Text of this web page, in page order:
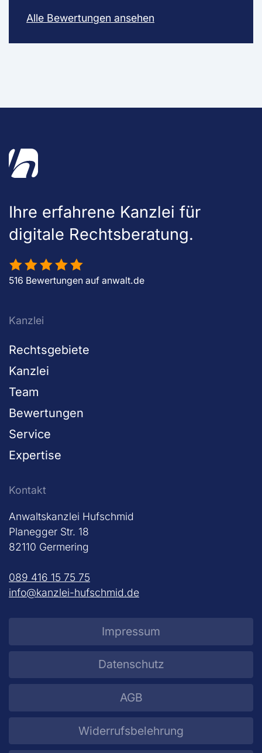
Alle Bewertungen ansehen
Ihre erfahrene Kanzlei für
digitale Rechtsberatung.
516 Bewertungen auf anwalt.de
Kanzlei
Rechtsgebiete
Kanzlei
Team
Bewertungen
Service
Expertise
Kontakt
Anwaltskanzlei Hufschmid
Planegger Str. 18
82110 Germering
089 416 15 75 75
info@kanzlei-hufschmid.de
Impressum
Datenschutz
AGB
Widerrufsbelehrung